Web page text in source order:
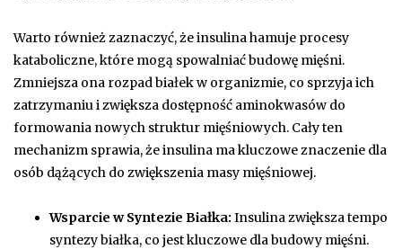
Warto również zaznaczyć, że insulina hamuje procesy
kataboliczne, które mogą spowalniać budowę mięśni.
Zmniejsza ona rozpad białek w organizmie, co sprzyja ich
zatrzymaniu i zwiększa dostępność aminokwasów do
formowania nowych struktur mięśniowych. Cały ten
mechanizm sprawia, że insulina ma kluczowe znaczenie dla
osób dążących do zwiększenia masy mięśniowej.
Wsparcie w Syntezie Białka: Insulina zwiększa tempo
syntezy białka, co jest kluczowe dla budowy mięśni.